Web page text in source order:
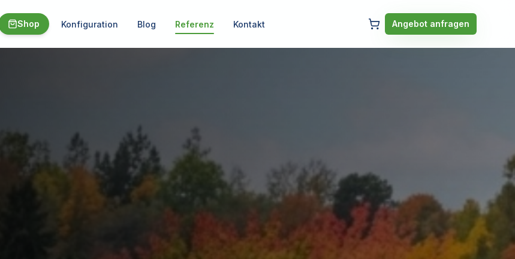
Shop Konfiguration Blog Referenz Kontakt Angebot anfragen